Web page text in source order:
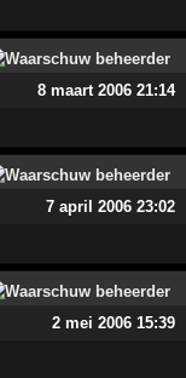
8 maart 2006 21:14
7 april 2006 23:02
2 mei 2006 15:39